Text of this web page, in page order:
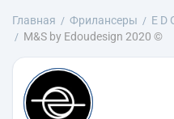
Главная Фрилансеры E D
M&S by Edoudesign 2020 ©